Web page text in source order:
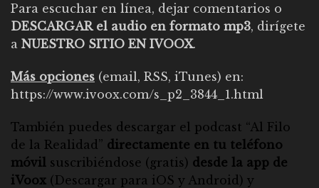
Para escuchar en línea, dejar comentarios o
DESCARGAR el audio en formato mp3, dirígete
a NUESTRO SITIO EN IVOOX.
Más opciones (email, RSS, iTunes) en:
https://www.ivoox.com/s_p2_3844_1.html
También puedes descargar el podcast “Al Filo
de la Realidad” directamente en tu teléfono
móvil suscribiéndose (gratis) desde la app de
iVoox (Descargar para iOS y Android ) y